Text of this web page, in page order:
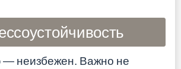
— неизбежен. Важно не